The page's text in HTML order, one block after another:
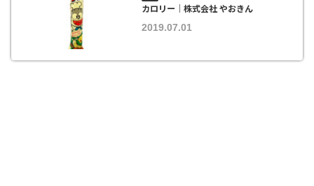
カロリー｜株式会社 やおきん
2019.07.01